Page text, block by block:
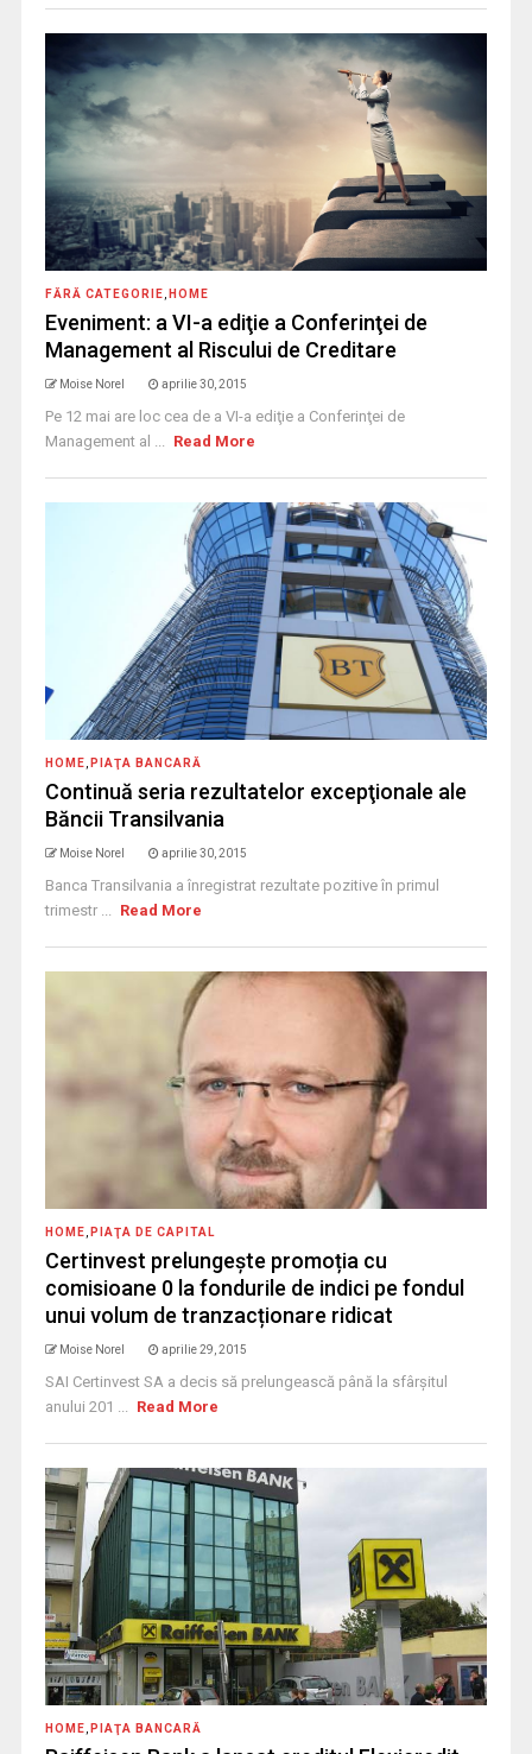
FĂRĂ CATEGORIE HOME
Eveniment: a VI-a ediţie a Conferinţei de
Management al Riscului de Creditare
Moise Norel aprilie 30, 2015
Pe 12 mai are loc cea de a VI-a ediţie a Conferinţei de
Management al ... Read More
HOME PIAŢA BANCARĂ
Continuă seria rezultatelor excepţionale ale
Băncii Transilvania
Moise Norel aprilie 30, 2015
Banca Transilvania a înregistrat rezultate pozitive în primul
trimestr ... Read More
HOME PIAŢA DE CAPITAL
Certinvest prelungește promoția cu
comisioane 0 la fondurile de indici pe fondul
unui volum de tranzacționare ridicat
Moise Norel aprilie 29, 2015
SAI Certinvest SA a decis să prelungească până la sfârșitul
anului 201 ... Read More
HOME PIAŢA BANCARĂ